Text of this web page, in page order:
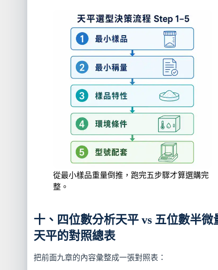
從最小樣品重量倒推，跑完五步驟才算選購完
整。
十、四位數分析天平 vs 五位數半微
天平的對照總表
把前面九章的內容彙整成一張對照表：